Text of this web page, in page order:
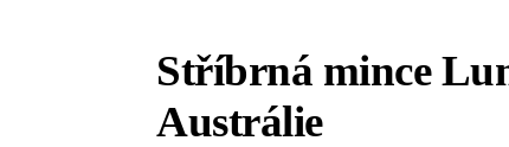
Stříbrná mince
Austrálie